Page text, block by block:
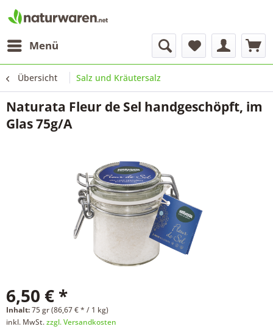
Menü
Übersicht Salz und Kräutersalz
Naturata Fleur de Sel handgeschöpft, im
Glas 75g/A
6,50 € *
Inhalt:75 gr (86,67 € * / 1 kg)
inkl. MwSt.zzgl. Versandkosten